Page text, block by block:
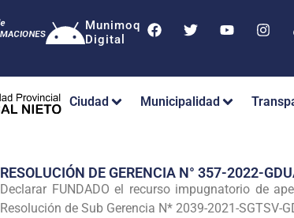
Munimoq
Digital
Ciudad Municipalidad
RESOLUCIÓN DE GERENCIA N° 357-2022-
Declarar FUNDADO el recurso impugnatorio de
Resolución de Sub Gerencia N* 2039-2021-SGTSV-